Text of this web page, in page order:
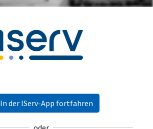
In der IServ-App fortfahren